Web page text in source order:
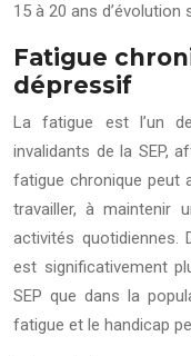
15 à 20 ans d’évolution
Fatigue
dépressif
La fatigue est l’un
invalidants de la SEP,
fatigue chronique peut
travailler, à maintenir
activités quotidiennes.
est significativement
SEP que dans la
fatigue et le handicap